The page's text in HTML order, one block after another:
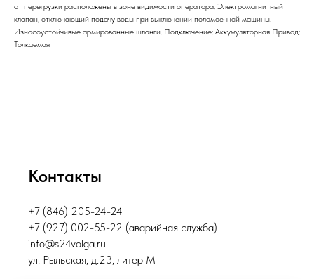
от перегрузки расположены в зоне видимости оператора. Электромагнитный
клапан, отключающий подачу воды при выключении поломоечной машины.
Износоустойчивые армированные шланги. Подключение: Аккумуляторная Привод:
Толкаемая
Контакты
+7 (846) 205-24-24
+7 (927) 002-55-22 (аварийная служба)
info@s24volga.ru
ул. Рыльская, д.23, литер М